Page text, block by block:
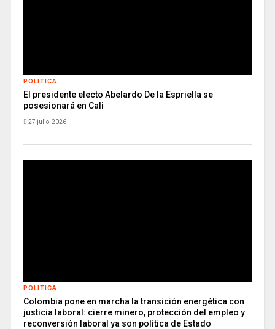
POLITICA
El presidente electo Abelardo De la Espriella se
posesionará en Cali
27 julio, 2026
POLITICA
Colombia pone en marcha la transición energética con
justicia laboral: cierre minero, protección del empleo y
reconversión laboral ya son política de Estado